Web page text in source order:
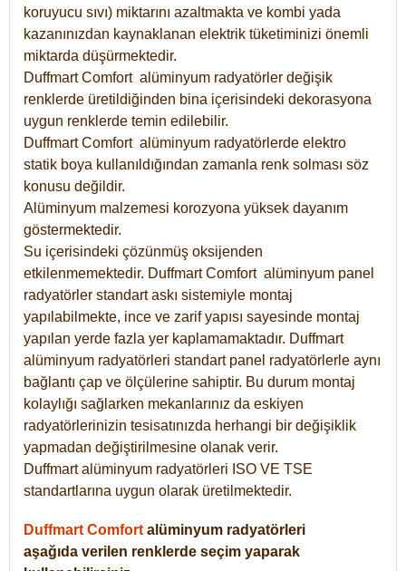
koruyucu sıvı) miktarını azaltmakta ve kombi yada
kazanınızdan kaynaklanan elektrik tüketiminizi önemli
miktarda düşürmektedir.
Duffmart Comfort alüminyum radyatörler değişik
renklerde üretildiğinden bina içerisindeki dekorasyona
uygun renklerde temin edilebilir.
DuffmartComfort alüminyum radyatörlerde elektro
statik boya kullanıldığından zamanla renk solması söz
konusu değildir.
Alüminyum malzemesi korozyona yüksek dayanım
göstermektedir.
Su içerisindeki çözünmüş oksijenden
etkilenmemektedir. DuffmartComfort alüminyum panel
radyatörler standart askı sistemiyle montaj
yapılabilmekte, ince ve zarif yapısı sayesinde montaj
yapılan yerde fazla yer kaplamamaktadır. Duffmart
alüminyum radyatörleri standart panel radyatörlerle aynı
bağlantı çap ve ölçülerine sahiptir. Bu durum montaj
kolaylığı sağlarken mekanlarınız da eskiyen
radyatörlerinizin tesisatınızda herhangi bir değişiklik
yapmadan değiştirilmesine olanak verir.
Duffmart alüminyum radyatörleri ISO VE TSE
standartlarına uygun olarak üretilmektedir.
Duffmart Comfort alüminyum radyatörleri
aşağıda verilen renklerde seçim yaparak